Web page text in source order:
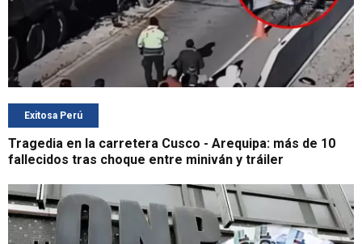
Exitosa Perú
Tragedia en la carretera Cusco - Arequipa: más de 10
fallecidos tras choque entre miniván y tráiler